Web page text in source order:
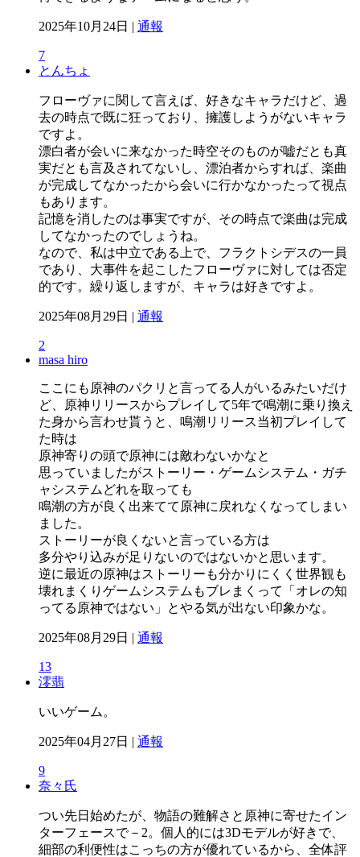
2025年10月24日 | 通報
7
とんちょ
フローヴァに関して言えば、好きなキャラだけど、過
去の時点で既に狂っており、擁護しようがないキャラ
ですよ。
漂白者が会いに来なかった時空そのものが嘘だとも真
実だとも言及されてないし、漂泊者からすれば、楽曲
が完成してなかったから会いに行かなかったって視点
もあります。
記憶を消したのは事実ですが、その時点で楽曲は完成
してなかったのでしょうね。
なので、私は中立である上で、フラクトシデスの一員
であり、大事件を起こしたフローヴァに対しては否定
的です。繰り返しますが、キャラは好きですよ。
2025年08月29日 | 通報
2
masa hiro
ここにも原神のパクリと言ってる人がいるみたいだけ
ど、原神リリースからプレイして5年で鳴潮に乗り換え
た身から言わせ貰うと、鳴潮リリース当初プレイして
た時は
原神寄りの頭で原神には敵わないかなと
思っていましたがストーリー・ゲームシステム・ガチ
ャシステムどれを取っても
鳴潮の方が良く出来てて原神に戻れなくなってしまい
ました。
ストーリーが良くないと言っている方は
多分やり込みが足りないのではないかと思います。
逆に最近の原神はストーリーも分かりにくく世界観も
壊れまくりゲームシステムもブレまくって「オレの知
ってる原神ではない」とやる気が出ない印象かな。
2025年08月29日 | 通報
13
澪翡
いいゲーム。
2025年04月27日 | 通報
9
奈々氏
つい先日始めたが、物語の難解さと原神に寄せたイン
ターフェースで－2。個人的には3Dモデルが好きで、
細部の利便性はこっちの方が優れているから、全体評